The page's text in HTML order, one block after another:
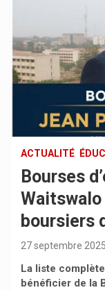
ACTUALITÉ
Bourses
boursiers
27 septembre 2025
La liste
bénéficier de la